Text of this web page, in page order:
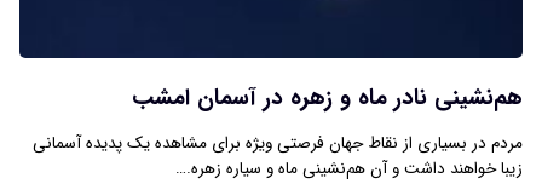
هم‌نشینی نادر ماه و زهره در آسمان امشب
مردم در بسیاری از نقاط جهان فرصتی ویژه برای مشاهده یک پدیده آسمانی
زیبا خواهند داشت و آن هم‌نشینی ماه و سیاره زهره.…